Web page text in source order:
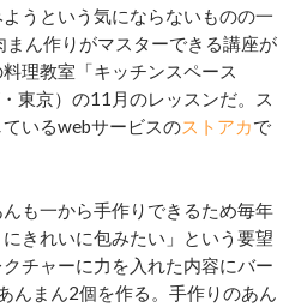
うという気にならないものの一
ん作りがマスターできる講座が
理教室「キッチンスペース
東京）の11月のレッスンだ。ス
いるwebサービスのストアカで
も一から手作りできるため毎年
きれいに包みたい」という要望
チャーに力を入れた内容にバー
んまん2個を作る。手作りのあん